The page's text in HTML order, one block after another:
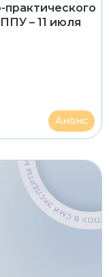
– 11 июля
Анонс